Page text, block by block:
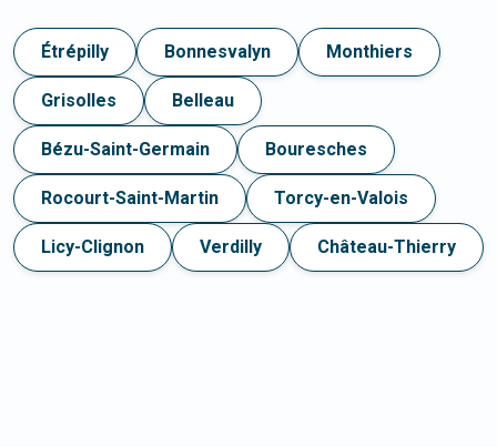
Étrépilly Bonnesvalyn Monthiers
Grisolles Belleau
Bézu-Saint-Germain Bouresches
Rocourt-Saint-Martin Torcy-en-Valois
Licy-Clignon Verdilly Château-Thierry